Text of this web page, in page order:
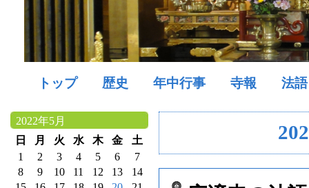
トップ 歴史 年中行事 寺報 法語
2022年5月
日
月 火 水 木 金
土
1
2 3 4 5 6
7
8
9 10 11 12 13
14